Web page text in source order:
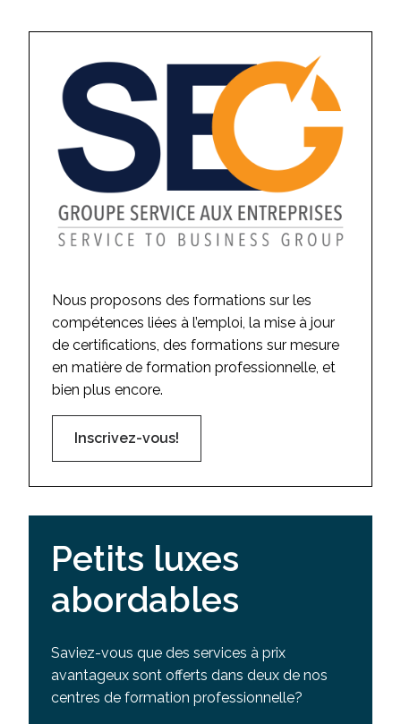
Nous proposons des formations sur les
compétences liées à l’emploi, la mise à jour
de certifications, des formations sur mesure
en matière de formation professionnelle, et
bien plus encore.
Inscrivez-vous!
Petits luxes
abordables
Saviez-vous que des services à prix
avantageux sont offerts dans deux de nos
centres de formation professionnelle?